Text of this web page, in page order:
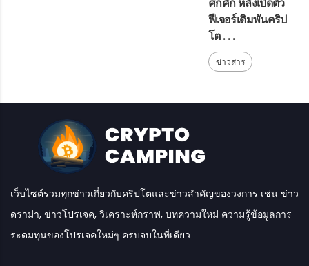
ฟีเจอร์เดิมพันคริป
โต . . .
ข่าวสาร
เว็บไซต์รวมทุกข่าวเกี่ยวกับคริปโตและข่าวสำคัญของวงการ เช่น ข่าว
ดราม่า, ข่าวโปรเจค, วิเคราะห์กราฟ, บทความใหม่ ความรู้ข้อมูลการ
ระดมทุนของโปรเจคใหม่ๆ ครบจบในที่เดียว